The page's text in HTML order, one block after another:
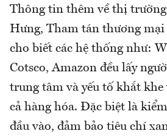
Thông tin thêm về thị
Hưng, Tham tán thương
cho biết các hệ thống như:
Cotsco, Amazon đều lấy
trung tâm và yếu tố khắt khe
cả hàng hóa. Đặc biệt là
đầu vào, đảm bảo tiêu chí